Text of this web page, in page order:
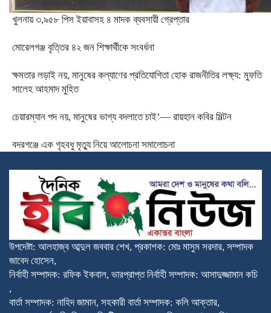
খুলনায় ৩,৯৫৮ পিস ইয়াবাসহ ৪ মাদক ব্যবসায়ী গ্রেপ্তার
মোরেলগঞ্জ বৃত্তির ৪২ জন শিক্ষার্থীকে সংবর্ধনা
ক্ষমতার লড়াই নয়, মানুষের কল্যাণের প্রতিযোগিতা হোক রাজনীতির লক্ষ্য: মুফতি
সালেহ আহমাদ মুহিত
চেয়ারম্যান পদ নয়, মানুষের ভাগ্য বদলাতে চাই’— রায়হান কবির মিল্টন
বদরগঞ্জে এক গৃহবধু মৃত্যু নিয়ে আলোচনা সমালোচনা
উপদেষ্টা: আলহাজ্ব আব্দুল জববার শেখ, প্রকাশক: মোঃ মাসুম সরদার, সম্পাদক
জাবেদ হোসেন,
নির্বাহী সম্পাদক: রফিক ইকবাল, ভারপ্রাপ্ত নির্বাহী সম্পাদক: আসাদুজ্জামান কচি
,
বার্তা সম্পাদক: নাহিদ জামান, সহকারী বার্তা সম্পাদক: কলি আক্তার,